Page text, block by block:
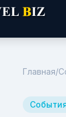
Главная/